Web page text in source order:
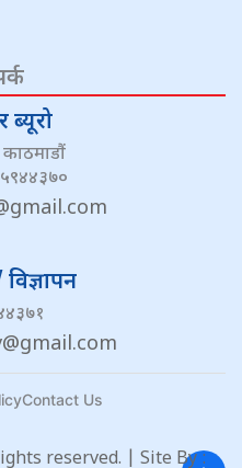
ब्यूरो
Contact Us
reserved. | Site By :